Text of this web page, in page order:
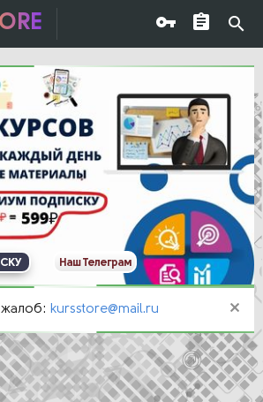
Наш Телеграм
kursstore@mail.ru